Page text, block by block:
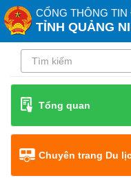
CỔNG THÔNG
TỈNH QUẢNG
Tổng quan
Chuyên trang Du